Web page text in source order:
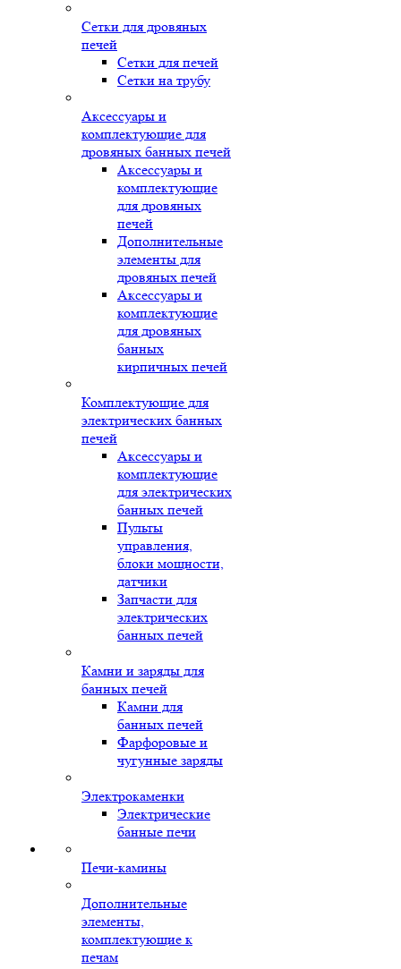
Сетки для дровяных
печей
Сетки для печей
Сетки на трубу
Аксессуары и
комплектующие для
дровяных банных печей
Аксессуары и
комплектующие
для дровяных
печей
Дополнительные
элементы для
дровяных печей
Аксессуары и
комплектующие
для дровяных
банных
кирпичных печей
Комплектующие для
электрических банных
печей
Аксессуары и
комплектующие
для электрических
банных печей
Пульты
управления,
блоки мощности,
датчики
Запчасти для
электрических
банных печей
Камни и заряды для
банных печей
Камни для
банных печей
Фарфоровые и
чугунные заряды
Электрокаменки
Электрические
банные печи
Печи-камины
Дополнительные
элементы,
комплектующие к
печам